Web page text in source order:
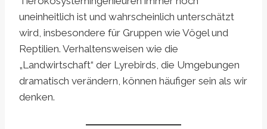
uneinheitlich ist und wahrscheinlich unterschätzt
wird, insbesondere für Gruppen wie Vögel und
Reptilien. Verhaltensweisen wie die
„Landwirtschaft“ der Lyrebirds, die Umgebungen
dramatisch verändern, können häufiger sein als wir
denken.